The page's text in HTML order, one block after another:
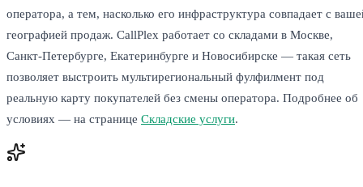
оператора, а тем, насколько его инфраструктура совпадает с
географией продаж. CallPlex работает со складами в Москве,
Санкт-Петербурге, Екатеринбурге и Новосибирске — такая сеть
позволяет выстроить мультирегиональный фулфилмент под
реальную карту покупателей без смены оператора. Подробнее об
условиях — на странице Складские услуги.